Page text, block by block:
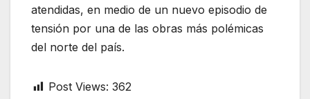
atendidas, en medio de un nuevo episodio de
tensión por una de las obras más polémicas
del norte del país.
Post Views: 362